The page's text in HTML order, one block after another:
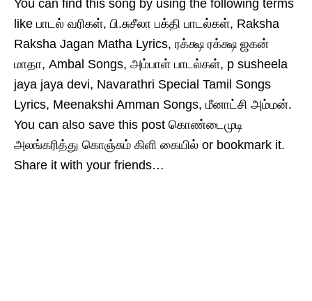
You can find this song by using the following terms
like பாடல் வரிகள், பி.சுசீலா பக்தி பாடல்கள், Raksha
Raksha Jagan Matha Lyrics, ரக்க்ஷ ரக்க்ஷ ஜகன்
மாதா, Ambal Songs, அம்பாள் பாடல்கள், p susheela
jaya jaya devi, Navarathri Special Tamil Songs
Lyrics, Meenakshi Amman Songs, மீனாட்சி அம்மன்.
You can also save this post கொண்டைமுடி
அலங்கரித்து கொஞ்சும் கிளி கையில் or bookmark it.
Share it with your friends…